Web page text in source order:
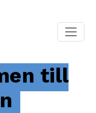
till